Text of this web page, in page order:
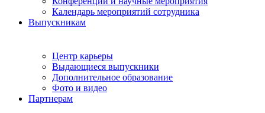
Календарь мероприятий сотрудника
Выпускникам
Центр карьеры
Выдающиеся выпускники
Дополнительное образование
Фото и видео
Партнерам